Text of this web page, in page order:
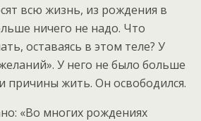
всю жизнь, из рождения в
ничего не надо. Что
оставаясь в этом теле? У
У него не было больше
причины жить. Он освободился.
«Во многих рождениях